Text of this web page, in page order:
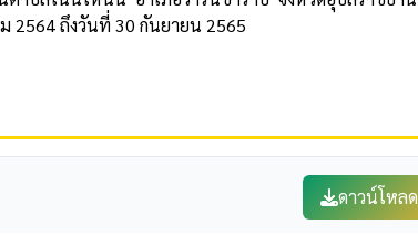
2564 ถึงวันที่ 30 กันยายน 2565
ดาวน์โหลด